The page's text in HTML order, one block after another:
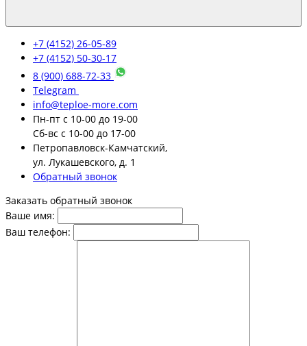
+7 (4152) 26-05-89
+7 (4152) 50-30-17
8 (900) 688-72-33
Telegram
info@teploe-more.com
Пн-пт с 10-00 до 19-00
Сб-вс с 10-00 до 17-00
Петропавловск-Камчатский,
ул. Лукашевского, д. 1
Обратный звонок
Заказать обратный звонок
Ваше имя:
Ваш телефон: